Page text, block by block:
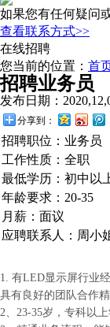
如果您有任何疑问
查看联系方式>>
在线招聘
您当前的位置： 首
招聘业务员
发布日期：
分享到：
招聘职位：业务员
工作性质：全职
最低学历：初中以
年龄要求：20-35
月薪：面议
应聘联系人：周小
1. 有LED显示屏行业
具有良好的团队合作
2、23-35岁，专科以